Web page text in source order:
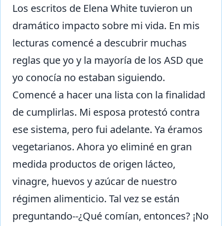
Los escritos de Elena White tuvieron un
dramático impacto sobre mi vida. En mis
lecturas comencé a descubrir muchas
reglas que yo y la mayoría de los ASD que
yo conocía no estaban siguiendo.
Comencé a hacer una lista con la finalidad
de cumplirlas. Mi esposa protestó contra
ese sistema, pero fui adelante. Ya éramos
vegetarianos. Ahora yo eliminé en gran
medida productos de origen lácteo,
vinagre, huevos y azúcar de nuestro
régimen alimenticio. Tal vez se están
preguntando--¿Qué comían, entonces? ¡No